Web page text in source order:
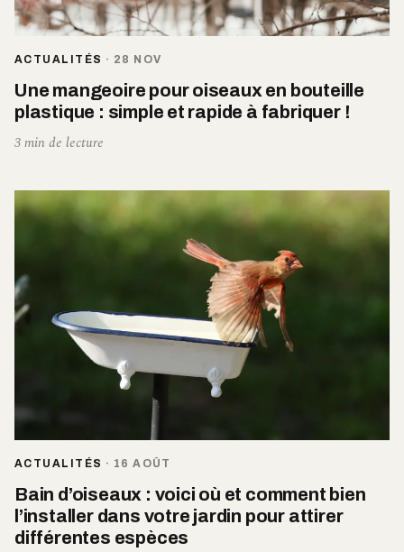
ACTUALITÉS · 28 NOV
Une mangeoire pour oiseaux en bouteille
plastique : simple et rapide à fabriquer !
3 min de lecture
ACTUALITÉS · 16 AOÛT
Bain d’oiseaux : voici où et comment bien
l’installer dans votre jardin pour attirer
différentes espèces